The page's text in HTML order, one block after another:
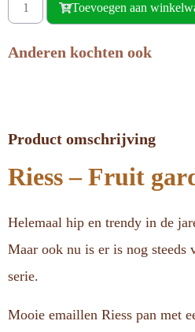
Toevoegen aan
Anderen kochten ook
Product omschrijving
Riess – Fruit
Helemaal hip en trendy in de
Maar ook nu is er is nog steeds
serie.
Mooie emaillen Riess pan met